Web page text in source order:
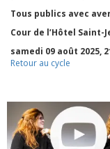
Tous publics avec
Cour de l’Hôtel Saint-
samedi 09 août 2025,
Retour au cycle